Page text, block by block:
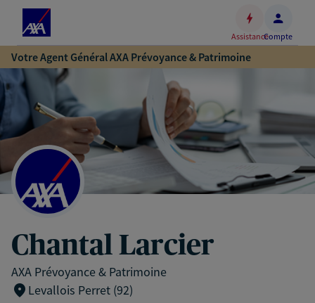
Accéder
au
principal
Accéder
au
pied
AssistanceCompte
Votre Agent Général AXA Prévoyance & Patrimoine
Chantal Larcier
AXA Prévoyance & Patrimoine
Levallois Perret (92)